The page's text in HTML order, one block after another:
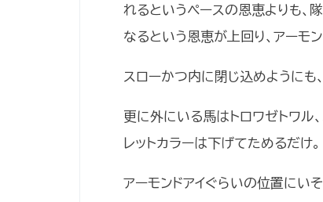
れるというペースの恩恵よりも、
なるという恩恵が上回り、アーモン
スローかつ内に閉じ込めようにも
更に外にいる馬はトロワゼトワル
レットカラーは下げてためるだけ。
アーモンドアイぐらいの位置にい